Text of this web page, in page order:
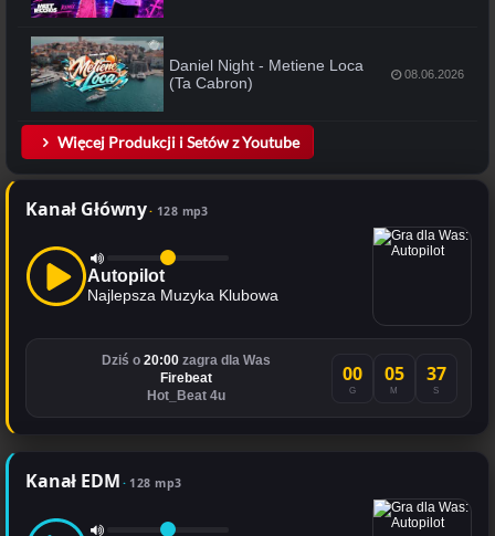
Daniel Night - Metiene Loca
(Ta Cabron)
08.06.2026
Więcej Produkcji i Setów z Youtube
Kanał Główny 128 mp3
Autopilot
Najlepsza Muzyka Klubowa
Dziś o 20:00zagra dla Was
Firebeat
Hot_Beat 4u
00
G
05
M
37
S
Kanał EDM 128 mp3